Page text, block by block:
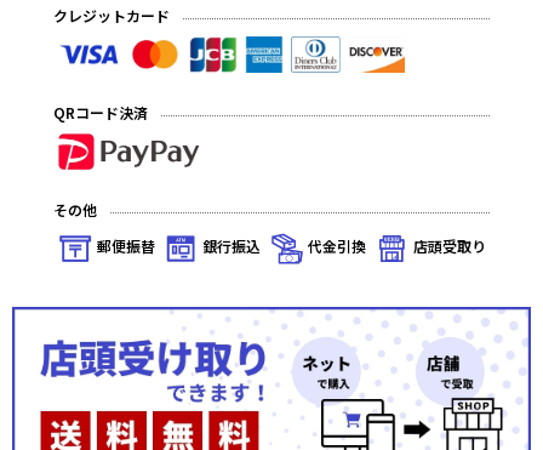
クレジットカード
QRコード決済
その他
郵便振替
銀行振込 代金引換 店頭受取り